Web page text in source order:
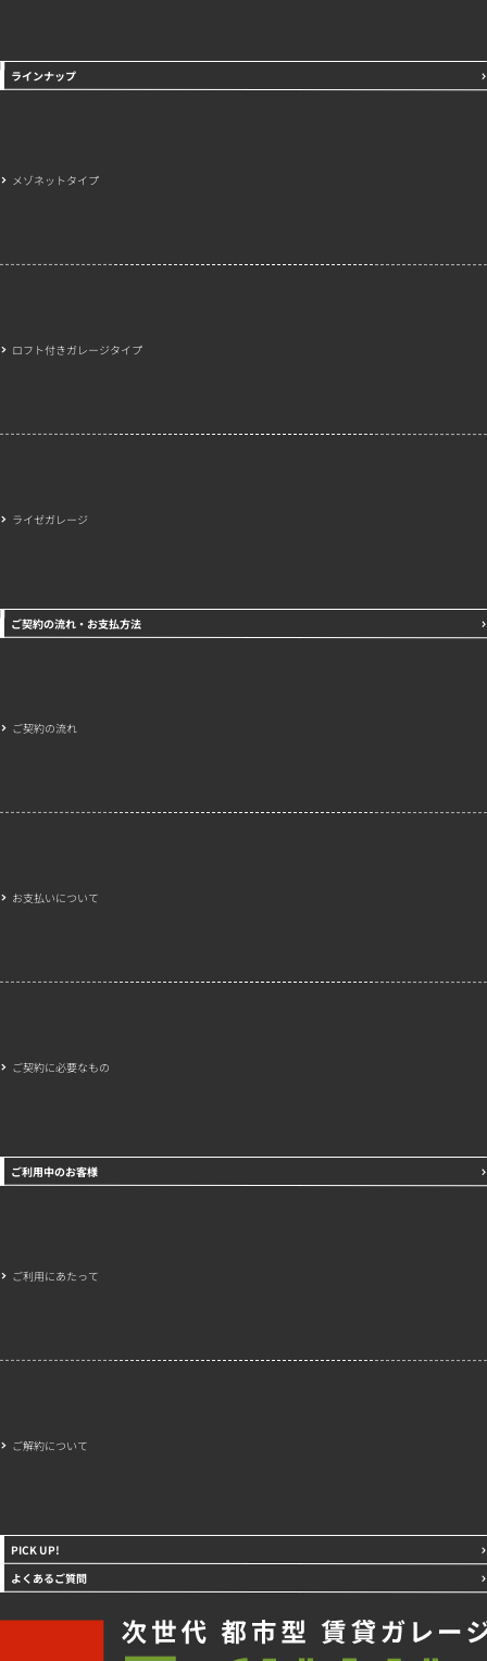
ラインナップ
メゾネットタイプ
ロフト付きガレージタイプ
ライゼガレージ
ご契約の流れ・お支払方法
ご契約の流れ
お支払いについて
ご契約に必要なもの
ご利用中のお客様
ご利用にあたって
ご解約について
PICK UP!
よくあるご質問